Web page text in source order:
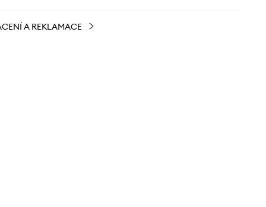
A REKLAMACE